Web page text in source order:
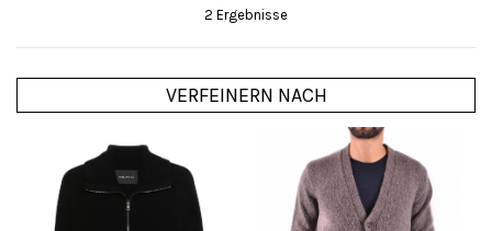
2 Ergebnisse
VERFEINERN NACH